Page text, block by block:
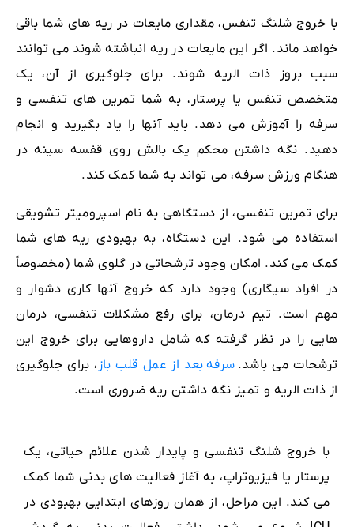
با خروج شلنگ تنفس، مقداری مایعات در ریه های شما باقی
خواهد ماند. اگر این مایعات در ریه انباشته شوند می توانند
سبب بروز ذات الریه شوند. برای جلوگیری از آن، یک
متخصص تنفس یا پرستار، به شما تمرین های تنفسی و
سرفه را آموزش می دهد. باید آنها را یاد بگیرید و انجام
دهید. نگه داشتن محکم یک بالش روی قفسه سینه در
هنگام ورزش سرفه، می تواند به شما کمک کند.
برای تمرین تنفسی، از دستگاهی به نام اسپرومیتر تشویقی
استفاده می شود. این دستگاه، به بهبودی ریه های شما
کمک می کند. امکان وجود ترشحاتی در گلوی شما (مخصوصاً
در افراد سیگاری) وجود دارد که خروج آنها کاری دشوار و
مهم است. تیم درمان، برای رفع مشکلات تنفسی، درمان
هایی را در نظر گرفته که شامل داروهایی برای خروج این
ترشحات می باشد. سرفه بعد از عمل قلب باز ، برای جلوگیری
از ذات الریه و تمیز نگه داشتن ریه ضروری است.
با خروج شلنگ تنفسی و پایدار شدن علائم حیاتی، یک
پرستار یا فیزیوتراپ، به آغاز فعالیت های بدنی شما کمک
می کند. این مراحل، از همان روزهای ابتدایی بهبودی در